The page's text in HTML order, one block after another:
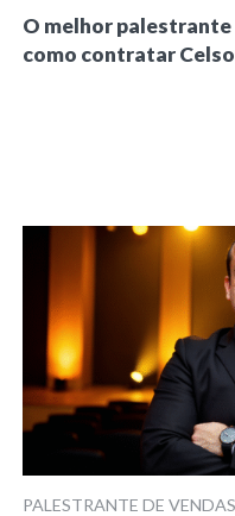
O melhor palestrante
como contratar Celso
PALESTRANTE DE VENDAS